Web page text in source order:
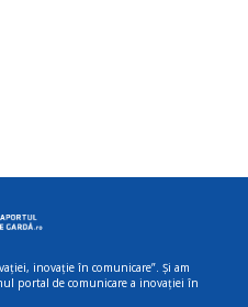
inovație în comunicare”. Și am
portal de comunicare a inovației în